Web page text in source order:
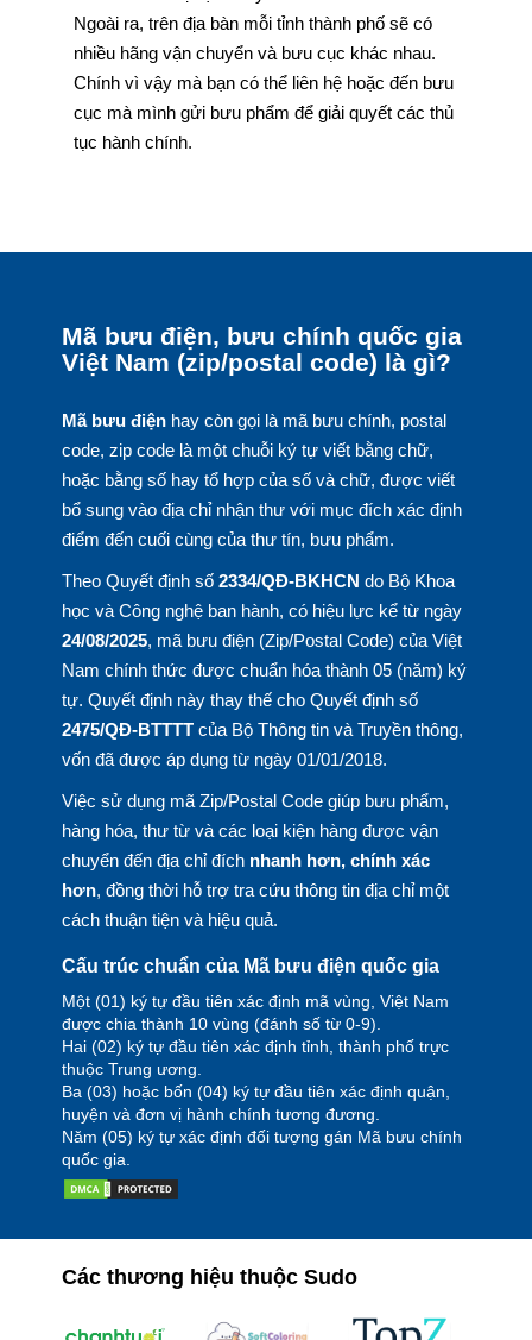
Ngoài ra, trên địa bàn mỗi tỉnh thành phố sẽ có
nhiều hãng vận chuyển và bưu cục khác nhau.
Chính vì vậy mà bạn có thể liên hệ hoặc đến bưu
cục mà mình gửi bưu phẩm để giải quyết các thủ
tục hành chính.
Mã bưu điện, bưu chính quốc gia
Việt Nam (zip/postal code) là gì?
Mã bưu điệnhay còn gọi là mã bưu chính, postal
code, zip code là một chuỗi ký tự viết bằng chữ,
hoặc bằng số hay tổ hợp của số và chữ, được viết
bổ sung vào địa chỉ nhận thư với mục đích xác định
điểm đến cuối cùng của thư tín, bưu phẩm.
Theo Quyết định số 2334/QĐ-BKHCN do Bộ Khoa
học và Công nghệ ban hành, có hiệu lực kể từ ngày
24/08/2025, mã bưu điện (Zip/Postal Code) của Việt
Nam chính thức được chuẩn hóa thành 05 (năm) ký
tự. Quyết định này thay thế cho Quyết định số
2475/QĐ-BTTTTcủa Bộ Thông tin và Truyền thông,
vốn đã được áp dụng từ ngày 01/01/2018.
Việc sử dụng mã Zip/Postal Code giúp bưu phẩm,
hàng hóa, thư từ và các loại kiện hàng được vận
chuyển đến địa chỉ đích nhanh hơn, chính xác
hơn, đồng thời hỗ trợ tra cứu thông tin địa chỉ một
cách thuận tiện và hiệu quả.
Cấu trúc chuẩn của Mã bưu điện quốc gia
Một (01) ký tự đầu tiên xác định mã vùng, Việt Nam
được chia thành 10 vùng (đánh số từ 0-9).
Hai (02) ký tự đầu tiên xác định tỉnh, thành phố trực
thuộc Trung ương.
Ba (03) hoặc bốn (04) ký tự đầu tiên xác định quận,
huyện và đơn vị hành chính tương đương.
Năm (05) ký tự xác định đối tượng gán Mã bưu chính
quốc gia.
Các thương hiệu thuộc Sudo